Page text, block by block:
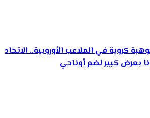
كروية في الملاعب الأوروبية.. الاتحاد
بعرض كبير لضم أوناحي